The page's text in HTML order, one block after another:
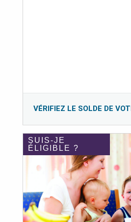
VÉRIFIEZ LE SOLDE DE
SUIS-JE
ÉLIGIBLE ?